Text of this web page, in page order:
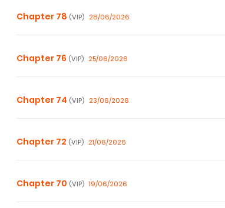
Chapter 78 (VIP) 28/06/2026
Chapter 76 (VIP) 25/06/2026
Chapter 74 (VIP) 23/06/2026
Chapter 72 (VIP) 21/06/2026
Chapter 70 (VIP) 19/06/2026